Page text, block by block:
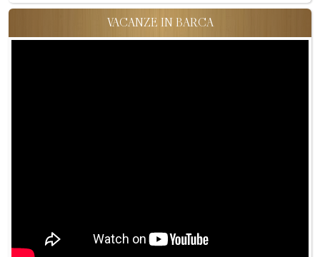
VACANZE IN BARCA